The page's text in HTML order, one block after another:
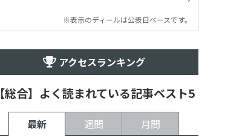
※表示のディールは公表日ベースです。
アクセスランキング
【総合】よく読まれている記事ベスト5
最新 週間 月間